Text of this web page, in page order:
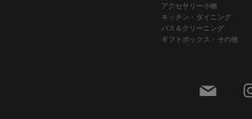
アクセサリー小物
キッチン・ダイニング
バス＆クリーニング
ギフトボックス・その他